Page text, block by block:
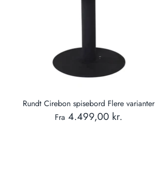
Rundt Cirebon spisebord Flere varianter
Fra 4.499,00 kr.